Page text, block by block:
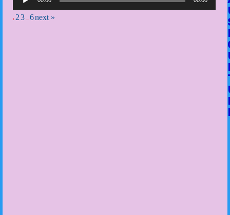
1 23 6next »